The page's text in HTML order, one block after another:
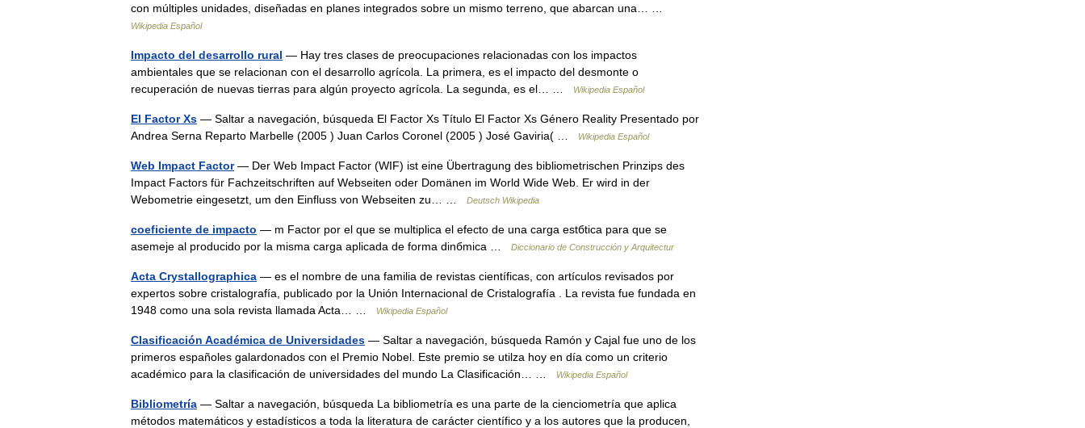
con múltiples unidades, diseñadas en planes integrados sobre un mismo terreno, que abarcan una… …
Wikipedia Español
Impacto del desarrollo rural — Hay tres clases de preocupaciones relacionadas con los impactos
ambientales que se relacionan con el desarrollo agrícola. La primera, es el impacto del desmonte o
recuperación de nuevas tierras para algún proyecto agrícola. La segunda, es el… …
Wikipedia Español
El Factor Xs — Saltar a navegación, búsqueda El Factor Xs Título El Factor Xs Género Reality Presentado por
Andrea Serna Reparto Marbelle (2005 ) Juan Carlos Coronel (2005 ) José Gaviria( …
Wikipedia Español
Web Impact Factor— Der Web Impact Factor (WIF) ist eine Übertragung des bibliometrischen Prinzips des
Impact Factors für Fachzeitschriften auf Webseiten oder Domänen im World Wide Web. Er wird in der
Webometrie eingesetzt, um den Einfluss von Webseiten zu… …
Deutsch Wikipedia
coeficiente de impacto — m Factor por el que se multiplica el efecto de una carga estбtica para que se
asemeje al producido por la misma carga aplicada de forma dinбmica …
Diccionario de Construcción y Arquitectur
Acta Crystallographica — es el nombre de una familia de revistas científicas, con artículos revisados ​​por
expertos sobre cristalografía, publicado por la Unión Internacional de Cristalografía . La revista fue fundada en
1948 como una sola revista llamada Acta… …
Wikipedia Español
Clasificación Académica de Universidades — Saltar a navegación, búsqueda Ramón y Cajal fue uno de los
primeros españoles galardonados con el Premio Nobel. Este premio se utilza hoy en día como un criterio
académico para la clasificación de universidades del mundo La Clasificación… …
Wikipedia Español
Bibliometría — Saltar a navegación, búsqueda La bibliometría es una parte de la cienciometría que aplica
métodos matemáticos y estadísticos a toda la literatura de carácter científico y a los autores que la producen,